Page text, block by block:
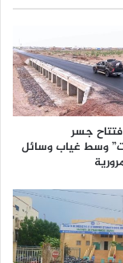
جسر
وسط غياب وسائل